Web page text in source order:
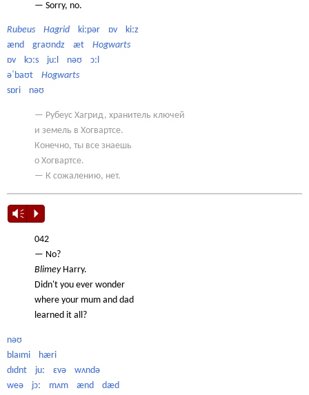
— Sorry, no.
Rubeus Hagrid
kiːpər ɒv kiːz
ænd graʊndz æt Hogwarts
ɒv kɔːs juːl nəʊ ɔːl
əˈbaʊt Hogwarts
sɒri nəʊ
— Рубеус Хагрид, хранитель ключей
и земель в Хогвартсе.
Конечно, ты все знаешь
о Хогвартсе.
— К сожалению, нет.
Vm P
042
— No?
BlimeyHarry.
Didn't you ever wonder
where your mum and dad
learned it all?
nəʊ
blaɪmi hæri
dɪdnt juː ɛvə wʌndə
weə jɔː mʌm ænd dæd